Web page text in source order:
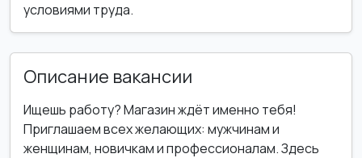
условиями труда.
Описание вакансии
Ищешь работу? Магазин ждёт именно тебя!
Приглашаем всех желающих: мужчинам и
женщинам, новичкам и профессионалам. Здесь